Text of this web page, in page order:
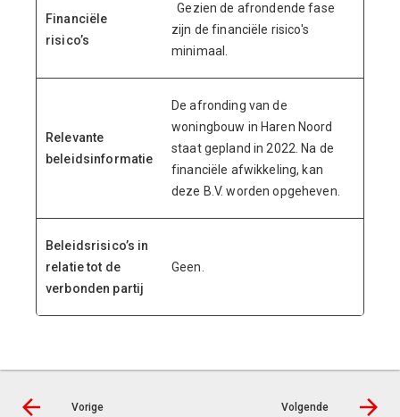
Financiële
risico’s
Gezien de afrondende fase
zijn de financiële risico's
minimaal.
Relevante
beleidsinformatie
De afronding van de
woningbouw in Haren Noord
staat gepland in 2022. Na de
financiële afwikkeling, kan
deze B.V. worden opgeheven.
Beleidsrisico’s in
relatie tot de
verbonden partij
Geen.
Vorige Volgende